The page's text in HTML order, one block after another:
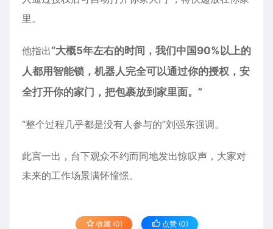
里。
他指出“大概5年左右的时间，我们中国90%以上的
人都用智能锁，机器人完全可以通过你的授权，安
全打开你的家门，把包裹放到家里面。”
“整个过程几乎都是没有人参与的”刘强东强调。
此言一出，台下观众不约而同地发出惊叹声，大家对
未来的工作场景满怀憧憬。
收藏 (0) 点赞 (0)